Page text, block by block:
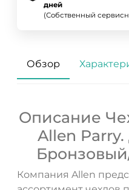
дней
(Собственный
Обзор
Описание
Allen Parry.
Компания Allen